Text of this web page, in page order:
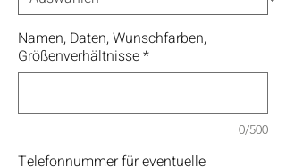
Namen, Daten, Wunschfarben,
Größenverhältnisse*
0/500
Telefonnummer für eventuelle